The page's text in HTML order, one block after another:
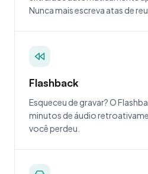
Nunca mais escreva atas de
Flashback
Esqueceu de gravar? O
minutos de áudio
você perdeu.